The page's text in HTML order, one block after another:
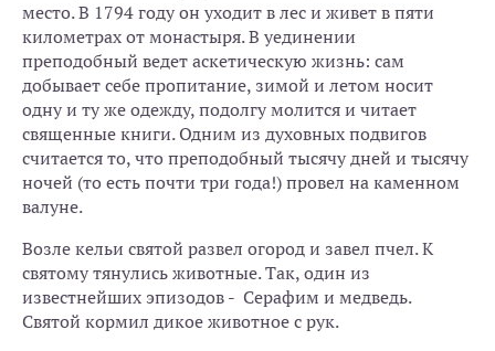
место. В 1794 году он уходит в лес и живет в пяти
километрах от монастыря. В уединении
преподобный ведет аскетическую жизнь: сам
добывает себе пропитание, зимой и летом носит
одну и ту же одежду, подолгу молится и читает
священные книги. Одним из духовных подвигов
считается то, что преподобный тысячу дней и тысячу
ночей (то есть почти три года!) провел на каменном
валуне.
Возле кельи святой развел огород и завел пчел. К
святому тянулись животные. Так, один из
известнейших эпизодов - Серафим и медведь.
Святой кормил дикое животное с рук.